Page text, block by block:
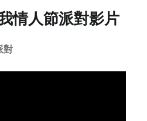
情人節派對影片
對